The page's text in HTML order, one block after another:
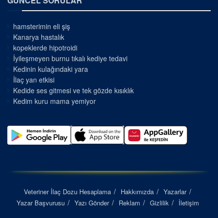
hamsterimin eli şiş
Kanarya hastalık
kopeklerde hipotroidi
İyileşmeyen burnu tıkalı kediye tedavi
Kedinin kulağındaki yara
İlaç yan etkisi
Kedide ses gitmesi ve tek gözde kısıklık
Kedim kuru mama yemiyor
Veteriner İlaç Dozu Hesaplama Hakkımızda
Yazarlar
Yazar Başvurusu
Yazı Gönder Reklam Gizlilik İletişim